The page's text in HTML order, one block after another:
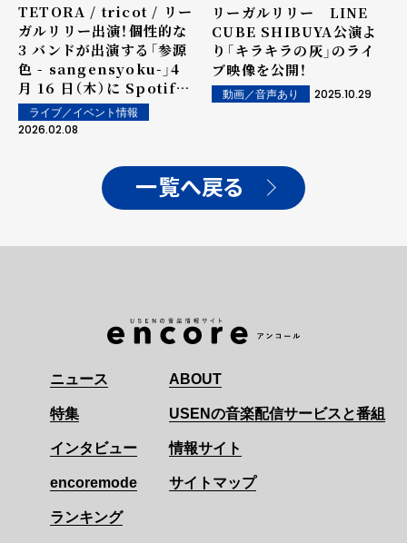
TETORA / tricot / リー
ガルリリー出演！個性的な
3 バンドが出演する「参源
色 - sangensyoku-」4
月 16 日（木）に Spotify
O-EAST にて開催決定！
ライブ／イベント情報
2026.02.08
リーガルリリー LINE
CUBE SHIBUYA公演よ
り「キラキラの灰」のライ
ブ映像を公開！
動画／音声あり 2025.10.29
一覧へ戻る
ニュース
特集
インタビュー
encoremode
ランキング
ABOUT
USENの音楽配信サービスと番組
情報サイト
サイトマップ